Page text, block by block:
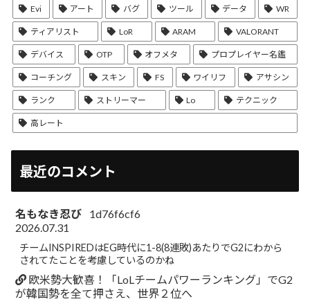
Evi アート バグ ツール データ WR
ティアリスト LoR ARAM VALORANT
デバイス OTP オフメタ プロプレイヤー名鑑
コーチング スキン FS ワイリフ アサシン
ランク ストリーマー Lo テクニック
高レート
最近のコメント
名もなき忍び
1d76f6cf6
2026.07.31
チームINSPIREDはEG時代に1-8(8連敗)あたりでG2にわから
されてたことを考慮しているのかね
欧米勢大歓喜！「LoLチームパワーランキング」でG2
が韓国勢を全て押さえ、世界２位へ